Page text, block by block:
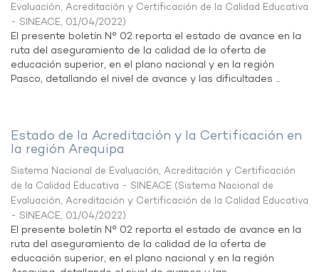
Evaluación, Acreditación y Certificación de la Calidad Educativa
- SINEACE, 01/04/2022)
El presente boletín N° 02 reporta el estado de avance en la
ruta del aseguramiento de la calidad de la oferta de
educación superior, en el plano nacional y en la región
Pasco, detallando el nivel de avance y las dificultades ...
Estado de la Acreditación y la Certificación en
la región Arequipa
Sistema Nacional de Evaluación, Acreditación y Certificación
de la Calidad Educativa - SINEACE (Sistema Nacional de
Evaluación, Acreditación y Certificación de la Calidad Educativa
- SINEACE, 01/04/2022)
El presente boletín N° 02 reporta el estado de avance en la
ruta del aseguramiento de la calidad de la oferta de
educación superior, en el plano nacional y en la región